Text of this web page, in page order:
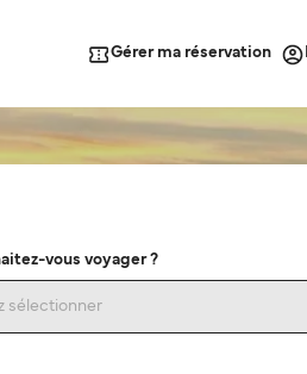
Gérer ma réservation
vous voyager ?
sélectionner